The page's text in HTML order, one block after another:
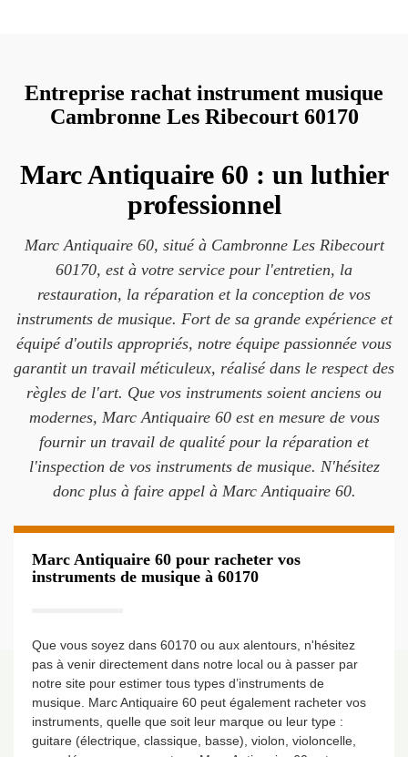
Entreprise rachat instrument musique
Cambronne Les Ribecourt 60170
Marc Antiquaire 60 : un luthier
professionnel
Marc Antiquaire 60, situé à Cambronne Les Ribecourt
60170, est à votre service pour l'entretien, la
restauration, la réparation et la conception de vos
instruments de musique. Fort de sa grande expérience et
équipé d'outils appropriés, notre équipe passionnée vous
garantit un travail méticuleux, réalisé dans le respect des
règles de l'art. Que vos instruments soient anciens ou
modernes, Marc Antiquaire 60 est en mesure de vous
fournir un travail de qualité pour la réparation et
l'inspection de vos instruments de musique. N'hésitez
donc plus à faire appel à Marc Antiquaire 60.
Marc Antiquaire 60 pour racheter vos
instruments de musique à 60170
Que vous soyez dans 60170 ou aux alentours, n'hésitez
pas à venir directement dans notre local ou à passer par
notre site pour estimer tous types d’instruments de
musique. Marc Antiquaire 60 peut également racheter vos
instruments, quelle que soit leur marque ou leur type :
guitare (électrique, classique, basse), violon, violoncelle,